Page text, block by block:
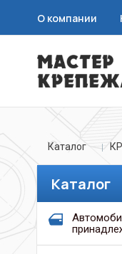
О компании
Каталог
Каталог